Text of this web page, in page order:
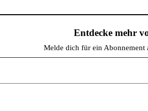
Entdecke mehr
Melde dich für ein Abonnement